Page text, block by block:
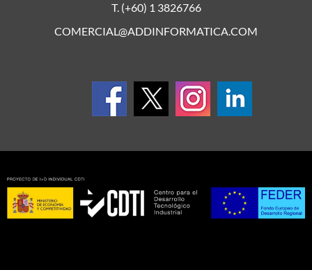
T. (+60) 1 3826766
COMERCIAL@ADDINFORMATICA.COM